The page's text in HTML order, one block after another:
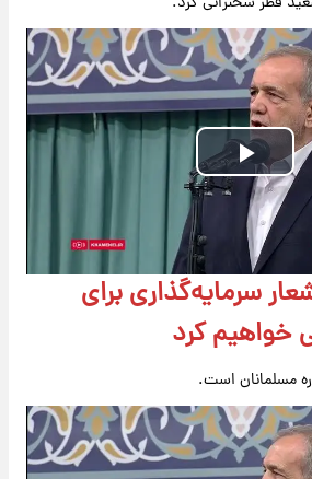
Play
Video
سرمایه‌گذاری برای
خواهیم کرد
مسلمانان است.